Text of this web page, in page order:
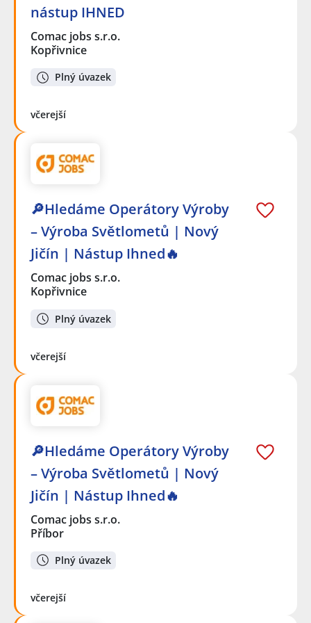
nástup IHNED
Comac jobs s.r.o.
Kopřivnice
Plný úvazek
včerejší
🔎Hledáme Operátory Výroby
– Výroba Světlometů | Nový
Jičín | Nástup Ihned🔥
Comac jobs s.r.o.
Kopřivnice
Plný úvazek
včerejší
🔎Hledáme Operátory Výroby
– Výroba Světlometů | Nový
Jičín | Nástup Ihned🔥
Comac jobs s.r.o.
Příbor
Plný úvazek
včerejší